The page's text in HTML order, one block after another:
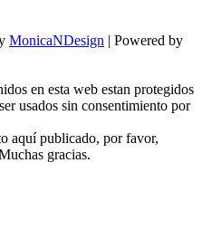
MonicaNDesign | Powered by
en esta web estan protegidos
usados sin consentimiento por
aquí publicado, por favor,
gracias.